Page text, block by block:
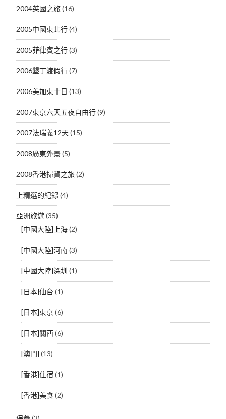
2004英國之旅(16)
2005中國東北行(4)
2005菲律賓之行(3)
2006墾丁渡假行(7)
2006美加東十日 (13)
2007東京六天五夜自由行(9)
2007法瑞義12天(15)
2008廣東外景(5)
2008香港掃貨之旅(2)
上精選的紀錄(4)
亞洲旅遊(35)
[中國大陸]上海(2)
[中國大陸]河南(3)
[中國大陸]深圳 (1)
[日本]仙台 (1)
[日本]東京(6)
[日本]關西(6)
[澳門] (13)
[香港]住宿 (1)
[香港]美食(2)